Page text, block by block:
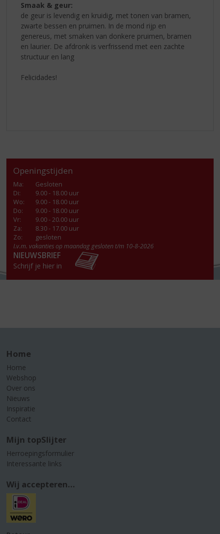
Smaak & geur:
de geur is levendig en kruidig, met tonen van bramen,
zwarte bessen en pruimen. In de mond rijp en
genereus, met smaken van donkere pruimen, bramen
en laurier. De afdronk is verfrissend met een zachte
structuur en lang
Felicidades!
Openingstijden
Ma:
Gesloten
Di:
9.00 - 18.00 uur
Wo:
9.00 - 18.00 uur
Do:
9.00 - 18.00 uur
Vr:
9.00 - 20.00 uur
Za:
8.30 - 17.00 uur
Zo:
gesloten
I.v.m. vakanties op maandag gesloten t/m 10-8-2026
NIEUWSBRIEF
Schrijf je hier in
Home
Home
Webshop
Over ons
Nieuws
Inspiratie
Contact
Mijn topSlijter
Herroepingsformulier
Interessante links
Wij accepteren...